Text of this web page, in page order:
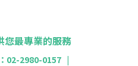
您最專業的服務
02-2980-0157 |